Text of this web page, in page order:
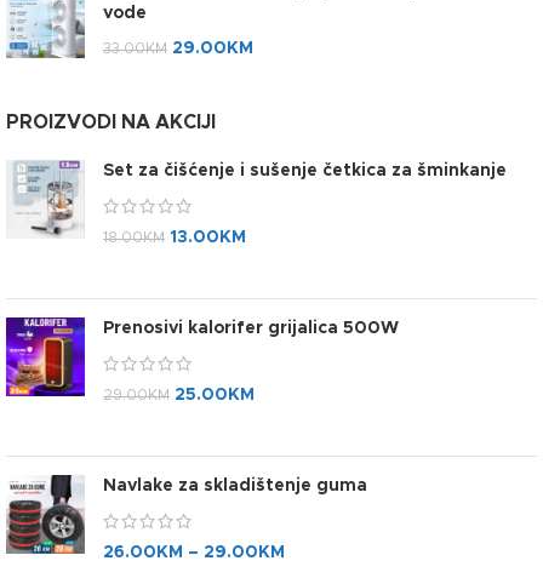
vode
33.00KM 29.00 KM
PROIZVODI NA AKCIJI
Set za čišćenje i sušenje četkica za šminkanje
18.00KM 13.00 KM
Prenosivi kalorifer grijalica 500W
29.00KM 25.00 KM
Navlake za skladištenje guma
26.00 KM – 29.00 KM